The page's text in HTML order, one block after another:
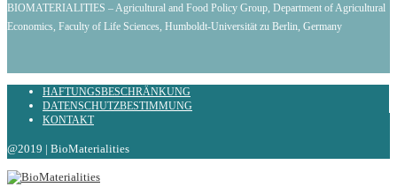
BIOMATERIALITIES – Agricultural and Food Policy Group, Department of Agricultural
Economics, Faculty of Life Sciences, Humboldt-Universität zu Berlin, Germany
HAFTUNGSBESCHRÄNKUNG
DATENSCHUTZBESTIMMUNG
KONTAKT
@2019 | BioMaterialities